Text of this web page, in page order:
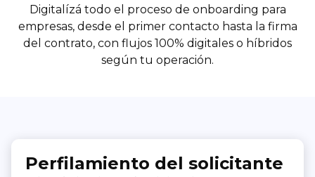
Digitalízá todo el proceso de onboarding para
empresas, desde el primer contacto hasta la firma
del contrato, con flujos 100% digitales o híbridos
según tu operación.
Perfilamiento del solicitante